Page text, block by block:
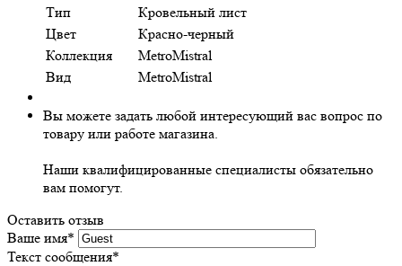
Тип
Кровельный лист
Цвет
Красно-черный
Коллекция
MetroMistral
Вид
MetroMistral
Вы можете задать любой интересующий вас вопрос по
товару или работе магазина.
Наши квалифицированные специалисты обязательно
вам помогут.
Оставить отзыв
Ваше имя*
Текст сообщения*